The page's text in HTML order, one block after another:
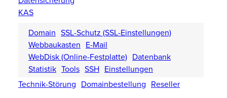
KAS
Domain SSL-Schutz (SSL-Einstellungen)
Webbaukasten E-Mail
WebDisk (Online-Festplatte) Datenbank
Statistik Tools SSH Einstellungen
Technik-Störung Domainbestellung Reseller